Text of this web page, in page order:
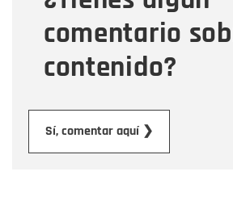
comentario
contenido?
Sí, comentar aquí ❯